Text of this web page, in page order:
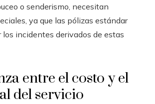
o senderismo, necesitan
ya que las pólizas estándar
los incidentes derivados de estas
entre el costo y el
del servicio